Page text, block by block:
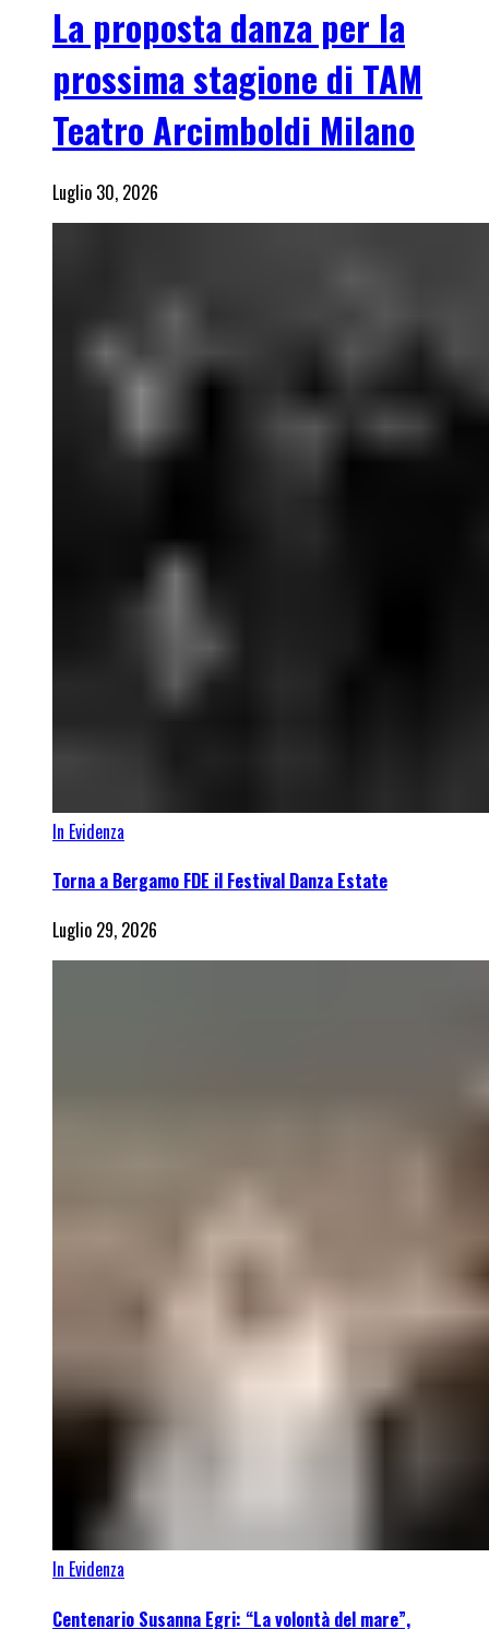
La proposta danza per la
prossima stagione di TAM
Teatro Arcimboldi Milano
Luglio 30, 2026
In Evidenza
Torna a Bergamo FDE il Festival Danza Estate
Luglio 29, 2026
In Evidenza
Centenario Susanna Egri: “La volontà del mare”,